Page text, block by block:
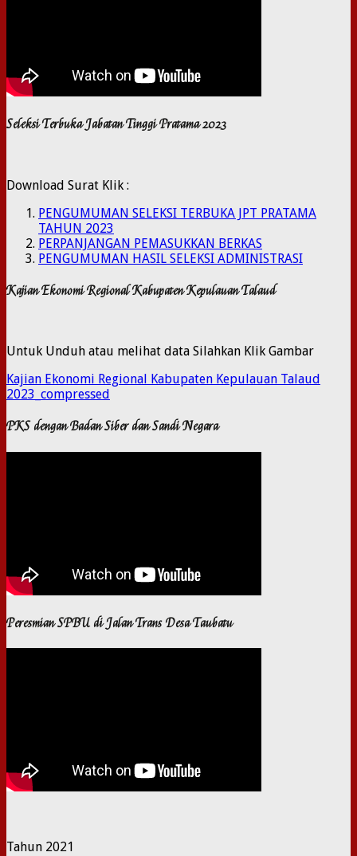
Seleksi Terbuka Jabatan Tinggi Pratama 2023
Download Surat Klik :
PENGUMUMAN SELEKSI TERBUKA JPT PRATAMA
TAHUN 2023
PERPANJANGAN PEMASUKKAN BERKAS
PENGUMUMAN HASIL SELEKSI ADMINISTRASI
Kajian Ekonomi Regional Kabupaten Kepulauan Talaud
Untuk Unduh atau melihat data Silahkan Klik Gambar
Kajian Ekonomi Regional Kabupaten Kepulauan Talaud
2023_compressed
PKS dengan Badan Siber dan Sandi Negara
Peresmian SPBU di Jalan Trans Desa Taubatu
Tahun 2021